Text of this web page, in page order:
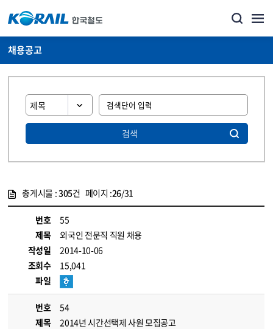
채용공고
검색
총게시물 :305건 페이지 :26/31
번호
55
제목
외국인 전문직 직원 채용
작성일
2014-10-06
조회수
15,041
파일
번호
54
제목
2014년 시간선택제 사원 모집공고